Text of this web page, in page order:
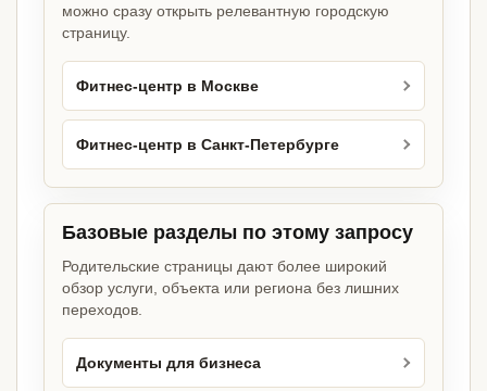
можно сразу открыть релевантную городскую
страницу.
Фитнес-центр в Москве
Фитнес-центр в Санкт-Петербурге
Базовые разделы по этому запросу
Родительские страницы дают более широкий
обзор услуги, объекта или региона без лишних
переходов.
Документы для бизнеса